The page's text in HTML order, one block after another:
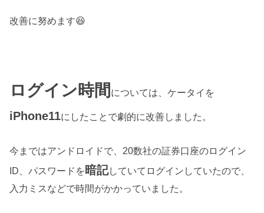
改善に努めます😆
ログイン時間 については、ケータイを
iPhone11にしたことで劇的に改善しました。
今まではアンドロイドで、20数社の証券口座のログイン
ID、パスワードを 暗記していてログインしていたので、
入力ミスなどで時間がかかっていました。